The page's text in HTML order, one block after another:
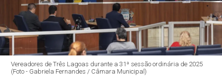
Vereadores de Três Lagoas durante a 31ª sessão ordinária de 2025
(Foto - Gabriela Fernandes / Câmara Municipal)